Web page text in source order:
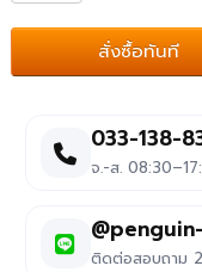
สั่งซื้อทันที
033-138-
จ.-ส.
ติดต่อสอบถาม